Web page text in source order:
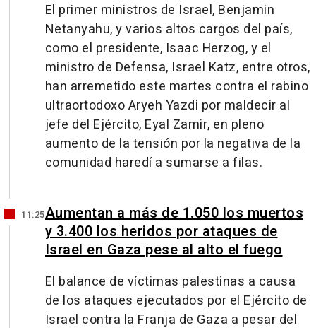
El primer ministros de Israel, Benjamin
Netanyahu, y varios altos cargos del país,
como el presidente, Isaac Herzog, y el
ministro de Defensa, Israel Katz, entre otros,
han arremetido este martes contra el rabino
ultraortodoxo Aryeh Yazdi por maldecir al
jefe del Ejército, Eyal Zamir, en pleno
aumento de la tensión por la negativa de la
comunidad haredí a sumarse a filas.
11:25Aumentan a más de 1.050 los muertos
y 3.400 los heridos por ataques de
Israel en Gaza pese al alto el fuego
El balance de víctimas palestinas a causa
de los ataques ejecutados por el Ejército de
Israel contra la Franja de Gaza a pesar del